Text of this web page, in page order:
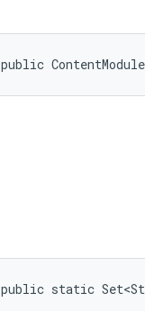
public
public static